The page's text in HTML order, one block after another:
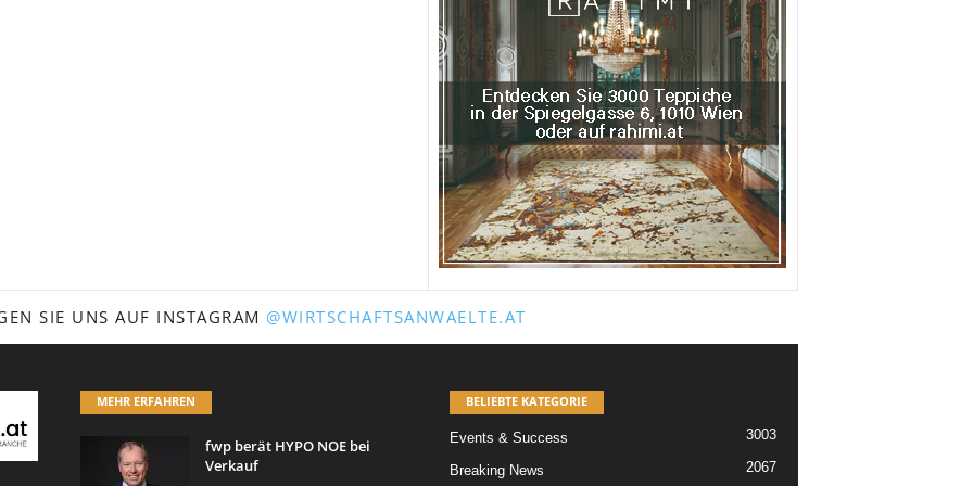
SIE UNS AUF INSTAGRAM @WIRTSCHAFTSANWAELTE.AT
MEHR ERFAHREN
fwp berät HYPO NOE bei
Verkauf
BELIEBTE KATEGORIE
Events & Success 3003
Breaking News 2067